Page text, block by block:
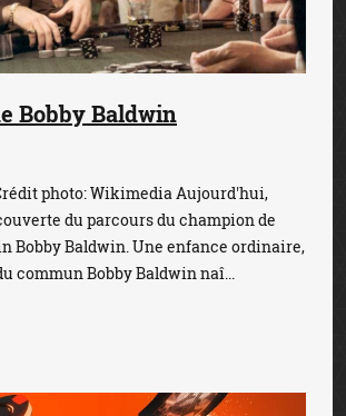
Bobby Baldwin
photo: Wikimedia Aujourd'hui,
du parcours du champion de
Bobby Baldwin. Une enfance ordinaire,
commun Bobby Baldwin naî...